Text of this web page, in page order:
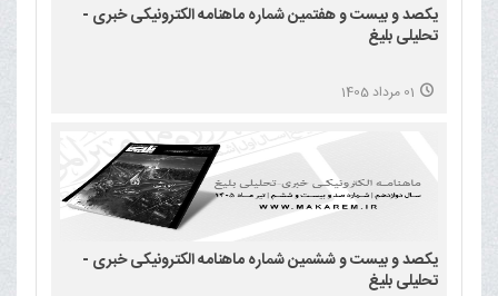
یکصد و بیست و هفتمین شماره ماهنامه الکترونیکی خبری -
تحلیلی بلیغ
01 مرداد 1405
یکصد و بیست و ششمین شماره ماهنامه الکترونیکی خبری -
تحلیلی بلیغ